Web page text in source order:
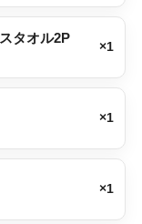
タオル2P
×1
×1
×1